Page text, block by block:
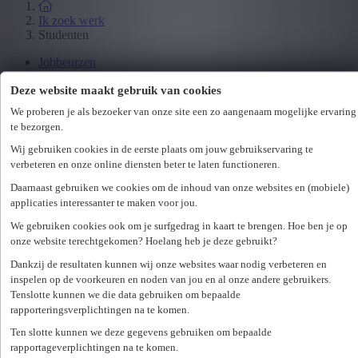
Deze website maakt gebruik van cookies
We proberen je als bezoeker van onze site een zo aangenaam mogelijke ervaring
te bezorgen.
Wij gebruiken cookies in de eerste plaats om jouw gebruikservaring te
verbeteren en onze online diensten beter te laten functioneren.
Daarnaast gebruiken we cookies om de inhoud van onze websites en (mobiele)
applicaties interessanter te maken voor jou.
We gebruiken cookies ook om je surfgedrag in kaart te brengen. Hoe ben je op
onze website terechtgekomen? Hoelang heb je deze gebruikt?
Dankzij de resultaten kunnen wij onze websites waar nodig verbeteren en
inspelen op de voorkeuren en noden van jou en al onze andere gebruikers.
Tenslotte kunnen we die data gebruiken om bepaalde
rapporteringsverplichtingen na te komen.
Ten slotte kunnen we deze gegevens gebruiken om bepaalde
rapportageverplichtingen na te komen.
Ik zoek werk
Studenten
Jobbeurzen
Wetgeving
Ik zoek personeel
Specialisaties
Customer Care
Accounting & Finance
Maritiem
Ik zoek personeel
Hr-diensten
Assessments
Flexi-jobs
Projectsourcing